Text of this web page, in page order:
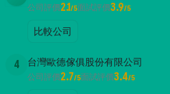
公司評價2.1/5面試評價3.9/5
比較公司
4 台灣歐德傢俱股份有限公司
公司評價2.7/5面試評價3.4/5